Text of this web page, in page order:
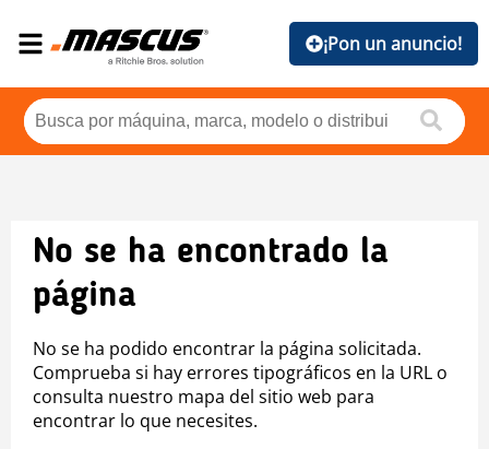
¡Pon un anuncio!
No se ha encontrado la
página
No se ha podido encontrar la página solicitada.
Comprueba si hay errores tipográficos en la URL o
consulta nuestro mapa del sitio web para
encontrar lo que necesites.